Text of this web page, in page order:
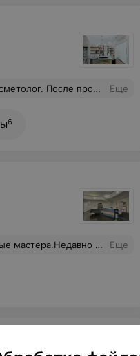
перерожденная Еще
6
довольна!!! На мне пословица сработала: "от Добра - Добра не ищут".Ходите в проверенные места!!! Еще